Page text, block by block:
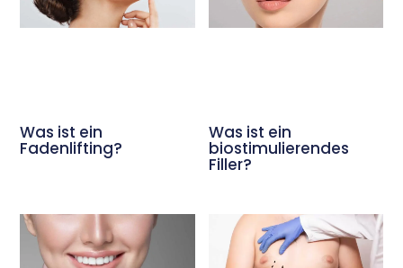
Was ist ein
Fadenlifting?
Was ist ein
biostimulierendes
Filler?